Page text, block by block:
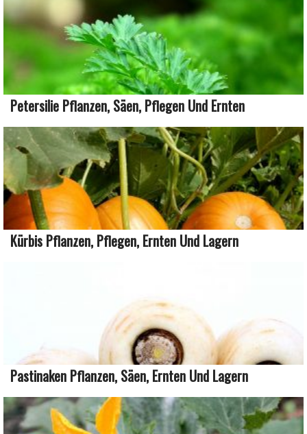
Petersilie Pflanzen, Säen, Pflegen Und Ernten
Kürbis Pflanzen, Pflegen, Ernten Und Lagern
Pastinaken Pflanzen, Säen, Ernten Und Lagern